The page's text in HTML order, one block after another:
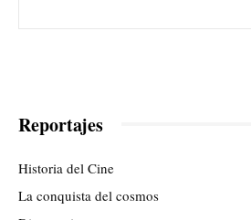
Reportajes
Historia del Cine
La conquista del cosmos